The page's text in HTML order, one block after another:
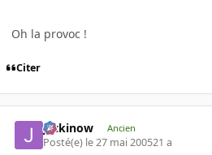
Oh la provoc !
Citer
jackinow Ancien
Posté(e) le 27 mai 200521 a